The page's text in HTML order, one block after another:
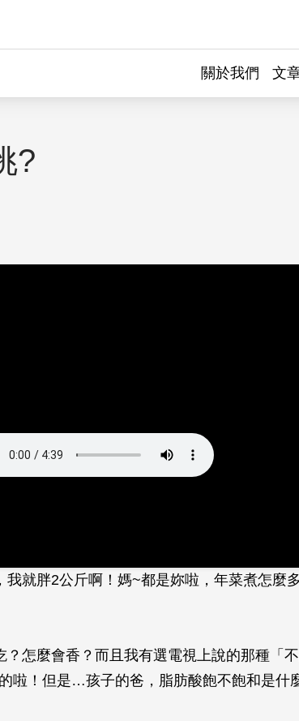
關於我們 文
?
我就胖2公斤啊！媽~都是妳啦，年菜煮怎麼
？怎麼會香？而且我有選電視上說的那種「
啦！但是…孩子的爸，脂肪酸飽不飽和是什